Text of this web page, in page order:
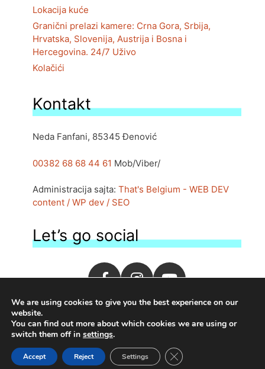
Lokacija kuće
Granični prelazi kamere: Crna Gora, Srbija,
Hrvatska, Slovenija, Austrija i Bosna i
Hercegovina. 24/7 Uživo
Kolačići
Kontakt
Neda Fanfani, 85345 Đenović
00382 68 68 44 61 Mob/Viber/
Administracija sajta: That's Belgium - WEB DEV
content / WP dev / SEO
Let’s go social
1995-2026 | By moj.me
We are using cookies to give you the best experience on our
website.
You can find out more about which cookies we are using or
switch them off in settings.
Accept Reject Settings Close GDPR Cookie